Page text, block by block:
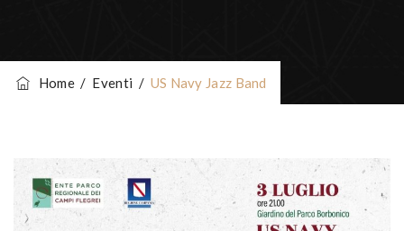
Home/ Eventi / US Navy Jazz Band